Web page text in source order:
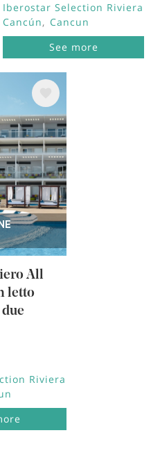
Iberostar Selection Riviera
Cancún
Cancun
See more
All
letto
Riviera